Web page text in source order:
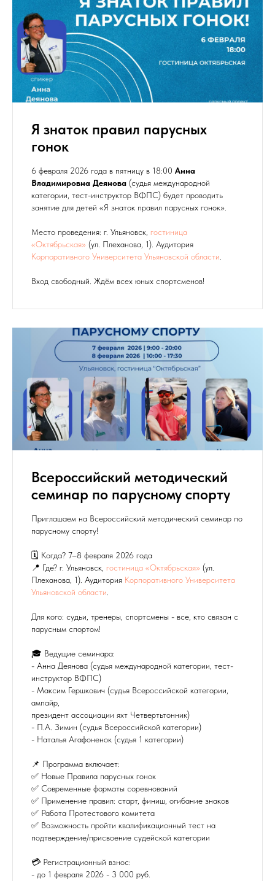
Я знаток правил парусных
гонок
6 февраля 2026 года в пятницу в 18:00 Анна
Владимировна Деянова (судья международной
категории, тест-инструктор ВФПС) будет проводить
занятие для детей «Я знаток правил парусных гонок».
Место проведения: г. Ульяновск, гостиница
«Октябрьская» (ул. Плеханова, 1). Аудитория
Корпоративного Университета Ульяновской области
Вход свободный. Ждём всех юных спортсменов!
Всероссийский методический
семинар по парусному спорту
Приглашаем на Всероссийский методический семинар по
парусному спорту!
🗓 Когда? 7–8 февраля 2026 года
📍 Где? г. Ульяновск, гостиница «Октябрьская» (ул.
Плеханова, 1). Аудитория Корпоративного Университета
Ульяновской области
Для кого: судьи, тренеры, спортсмены - все, кто связан с
парусным спортом!
🎓 Ведущие семинара:
- Анна Деянова (судья международной категории, тест-
инструктор ВФПС)
- Максим Гершкович (судья Всероссийской категории,
ампайр,
президент ассоциации яхт Четвертьтонник)
- П.А. Зимин (судья Всероссийской категории)
- Наталья Агафоненок (судья 1 категории)
📌 Программа включает:
✅ Новые Правила парусных гонок
✅ Современные форматы соревнований
✅ Применение правил: старт, финиш, огибание знаков
✅ Работа Протестового комитета
✅ Возможность пройти квалификационный тест на
подтверждение/присвоение судейской категории
💳 Регистрационный взнос:
- до 1 февраля 2026 - 3 000 руб.